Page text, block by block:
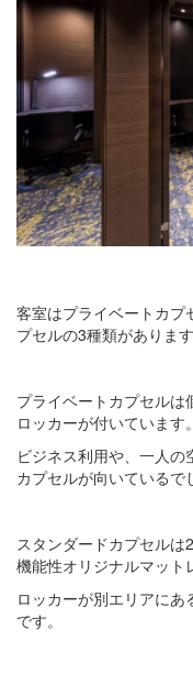
客室はプライベートカプ
プセルの3種類があります
プライベートカプセル
ロッカーが付いています。
ビジネス利用や、一人の
カプセルが向いているで
スタンダードカプセル
機能性オリジナルマット
ロッカーが別エリアに
です。